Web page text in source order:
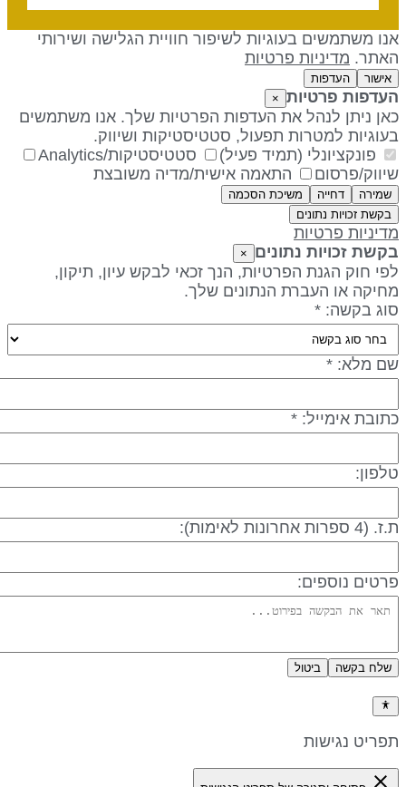
משתמשים בעוגיות לשיפור חוויית הגלישה ושירותי
מדיניות פרטיות
אישור העדפות
פרטיות ×
ניתן לנהל את העדפות הפרטיות שלך. אנו משתמשים
למטרות תפעול, סטטיסטיקות ושיווק.
פונקציונלי (תמיד פעיל)
סטטיסטיקות/Analytics
פרסום
התאמה אישית/מדיה משובצת
שמירה דחייה
משיכת הסכמה
בקשת זכויות נתונים
פרטיות
זכויות נתונים
חוק הגנת הפרטיות, הנך זכאי לבקש עיון, תיקון,
או העברת הנתונים שלך.
בקשה: *
מלא: *
אימייל: *
ספרות אחרונות לאימות):
נוספים:
שלח בקשה ביטול
נגישות
close